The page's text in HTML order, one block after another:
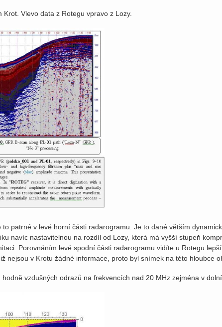
Vlevo data z Rotegu vpravo z Lozy.
patrné v levé horní části radarogramu. Je to dané větším
navíc nastavitelnou na rozdíl od Lozy, která má vyšší stupeň
Porovnáním levé spodní části radarogramu vidíte u Rotegu
nejsou v Krotu žádné informace, proto byl snímek na této hloubce
vzdušných odrazů na frekvencích nad 20 MHz zejména v